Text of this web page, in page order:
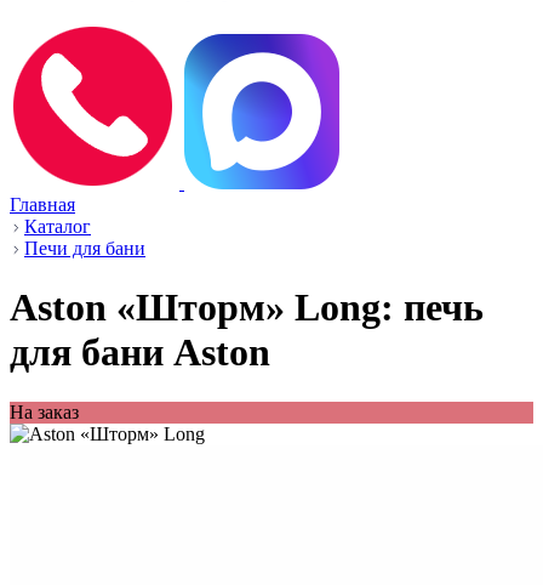
Главная
Каталог
Печи для бани
Aston «Шторм» Long: печь
для бани Aston
На заказ